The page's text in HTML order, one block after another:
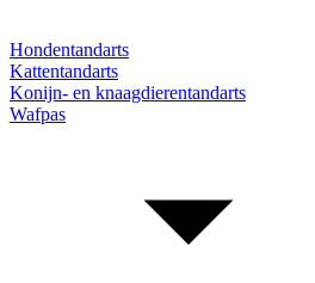
Hondentandarts
Kattentandarts
Konijn- en knaagdierentandarts
Wafpas